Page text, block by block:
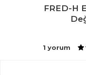
FRED-H
1 yorum